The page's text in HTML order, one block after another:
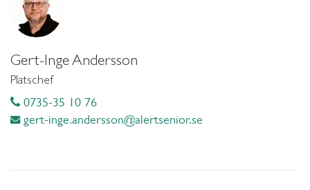
Gert-Inge Andersson
Platschef
0735-35 10 76
gert-inge.andersson@alertsenior.se